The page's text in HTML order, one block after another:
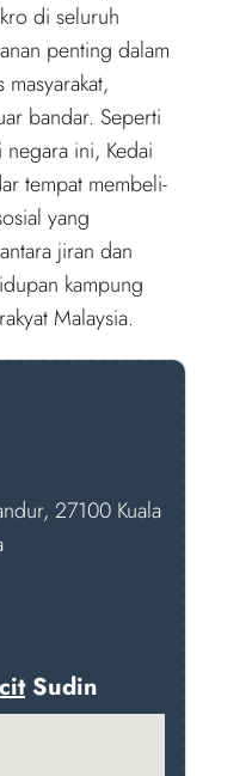
di seluruh
penting dalam
bandar. Seperti
ini, Kedai
tempat membeli-
yang
jiran dan
kampung
Malaysia.
27100 Kuala
Sudin